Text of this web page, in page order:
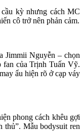
kỳ nhưng cách MC
cô trở nên phản cảm.
Jimmii Nguyễn – chọn
fan của Trịnh Tuấn Vỹ.
ẩu hiện rõ ở cạp váy
phong cách khêu gợi
thủ”. Mẫu bodysuit ren